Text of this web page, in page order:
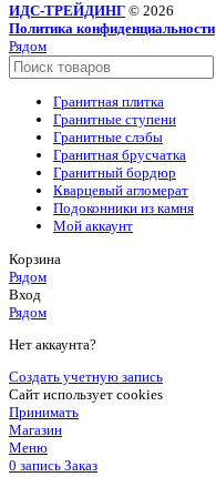
ИДС-ТРЕЙДИНГ © 2026
Политика конфиденциальности
Рядом
Гранитная плитка
Гранитные ступени
Гранитные слэбы
Гранитная брусчатка
Гранитный бордюр
Кварцевый агломерат
Подоконники из камня
Мой аккаунт
Корзина
Рядом
Вход
Рядом
Нет аккаунта?
Создать учетную запись
Сайт использует cookies
Принимать
Магазин
Меню
0 запись Заказ